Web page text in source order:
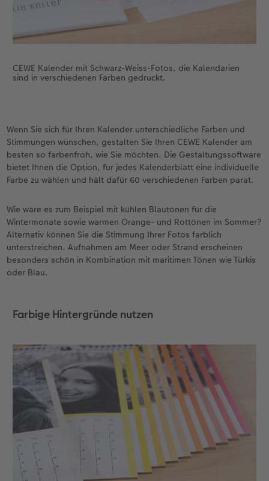
CEWE Kalender mit Schwarz-Weiss-Fotos, die Kalendarien
sind in verschiedenen Farben gedruckt.
Wenn Sie sich für Ihren Kalender unterschiedliche Farben und
Stimmungen wünschen, gestalten Sie Ihren CEWE Kalender am
besten so farbenfroh, wie Sie möchten. Die Gestaltungssoftware
bietet Ihnen die Option, für jedes Kalenderblatt eine individuelle
Farbe zu wählen und hält dafür 60 verschiedenen Farben parat.
Wie wäre es zum Beispiel mit kühlen Blautönen für die
Wintermonate sowie warmen Orange- und Rottönen im Sommer?
Alternativ können Sie die Stimmung Ihrer Fotos farblich
unterstreichen. Aufnahmen am Meer oder Strand erscheinen
besonders schön in Kombination mit maritimen Tönen wie Türkis
oder Blau.
Farbige Hintergründe nutzen